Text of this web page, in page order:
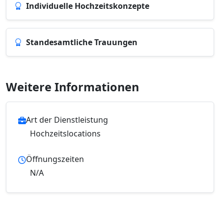
Individuelle Hochzeitskonzepte
Standesamtliche Trauungen
Weitere Informationen
Art der Dienstleistung
Hochzeitslocations
Öffnungszeiten
N/A